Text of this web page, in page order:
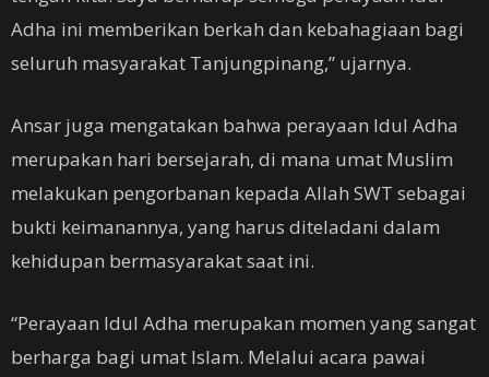
Adha ini memberikan berkah dan kebahagiaan bagi
seluruh masyarakat Tanjungpinang,” ujarnya.
Ansar juga mengatakan bahwa perayaan Idul Adha
merupakan hari bersejarah, di mana umat Muslim
melakukan pengorbanan kepada Allah SWT sebagai
bukti keimanannya, yang harus diteladani dalam
kehidupan bermasyarakat saat ini.
“Perayaan Idul Adha merupakan momen yang sangat
berharga bagi umat Islam. Melalui acara pawai